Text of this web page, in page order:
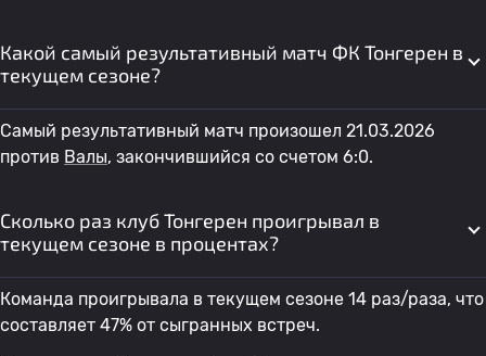
Какой самый результативный матч ФК Тонгерен в
текущем сезоне?
Самый результативный матч произошел 21.03.2026
против Валы, закончившийся со счетом 6:0.
Сколько раз клуб Тонгерен проигрывал в
текущем сезоне в процентах?
Команда проигрывала в текущем сезоне 14 раз/раза, что
составляет 47% от сыгранных встреч.